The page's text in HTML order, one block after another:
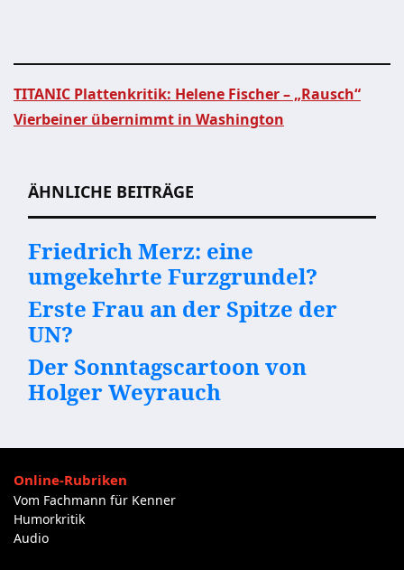
TITANIC Plattenkritik: Helene Fischer – „Rausch“
Vierbeiner übernimmt in Washington
ÄHNLICHE BEITRÄGE
Friedrich Merz: eine
umgekehrte Furzgrundel?
Erste Frau an der Spitze der
UN?
Der Sonntagscartoon von
Holger Weyrauch
Online-Rubriken
Vom Fachmann für Kenner
Humorkritik
Audio